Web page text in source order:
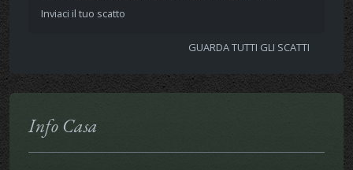
Inviaci il tuo scatto
GUARDA TUTTI GLI SCATTI
Info Casa